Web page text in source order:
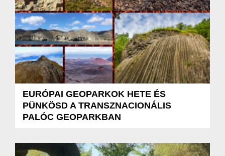
EURÓPAI GEOPARKOK HETE ÉS
PÜNKÖSD A TRANSZNACIONÁLIS
PALÓC GEOPARKBAN